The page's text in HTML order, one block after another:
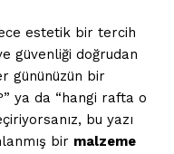
estetik bir tercih
güvenliği doğrudan
gününüzün bir
ya da “hangi rafta o
bu yazı
bir malzeme